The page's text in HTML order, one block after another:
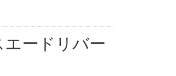
ードリバー